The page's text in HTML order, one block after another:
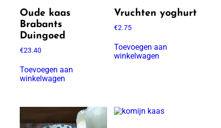
Oude kaas
Brabants
Duingoed
€23.40
Toevoegen aan
winkelwagen
Vruchten yoghurt
€2.75
Toevoegen aan
winkelwagen